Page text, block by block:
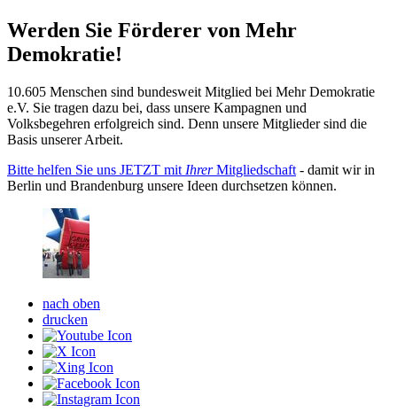
Werden Sie Förderer von Mehr
Demokratie!
10.605 Menschen sind bundesweit Mitglied bei Mehr Demokratie
e.V. Sie tragen dazu bei, dass unsere Kampagnen und
Volksbegehren erfolgreich sind. Denn unsere Mitglieder sind die
Basis unserer Arbeit.
Bitte helfen Sie uns JETZT mit IhrerMitgliedschaft - damit wir in
Berlin und Brandenburg unsere Ideen durchsetzen können.
nach oben
drucken